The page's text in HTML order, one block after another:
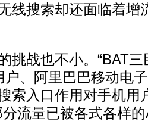
线搜索却还面临着增
战也不小。“BAT三
、阿里巴巴移动电
索入口作用对手机用
流量已被各式各样